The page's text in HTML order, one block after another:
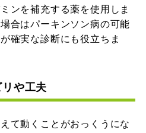
ンを補充する薬を使用しま
合はパーキンソン病の可能
確実な診断にも役立ちま
や工夫
て動くことがおっくうにな